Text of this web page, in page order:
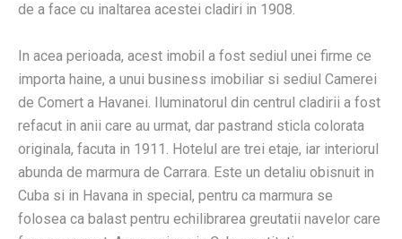
de a face cu inaltarea acestei cladiri in 1908.
In acea perioada, acest imobil a fost sediul unei firme ce
importa haine, a unui business imobiliar si sediul Camerei
de Comert a Havanei. Iluminatorul din centrul cladirii a fost
refacut in anii care au urmat, dar pastrand sticla colorata
originala, facuta in 1911. Hotelul are trei etaje, iar interiorul
abunda de marmura de Carrara. Este un detaliu obisnuit in
Cuba si in Havana in special, pentru ca marmura se
folosea ca balast pentru echilibrarea greutatii navelor care